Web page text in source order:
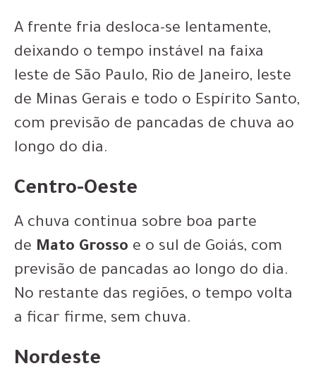
A frente fria desloca-se lentamente,
deixando o tempo instável na faixa
leste de São Paulo, Rio de Janeiro, leste
de Minas Gerais e todo o Espírito Santo,
com previsão de pancadas de chuva ao
longo do dia.
Centro-Oeste
A chuva continua sobre boa parte
de Mato Grosso e o sul de Goiás, com
previsão de pancadas ao longo do dia.
No restante das regiões, o tempo volta
a ficar firme, sem chuva.
Nordeste